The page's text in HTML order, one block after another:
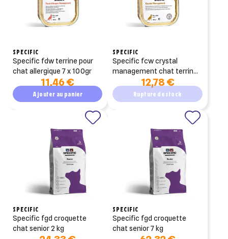
SPECIFIC
specific fdw terrine pour
chat allergique 7 x 100gr
11,46 €
Ajouter au panier
SPECIFIC
specific fcw crystal
management chat terrinne
7 x 100gr12,78 €
Rupture de stock
SPECIFIC
specific fgd croquette
chat senior 2 kg
SPECIFIC
specific fgd croquette
chat senior 7 kg